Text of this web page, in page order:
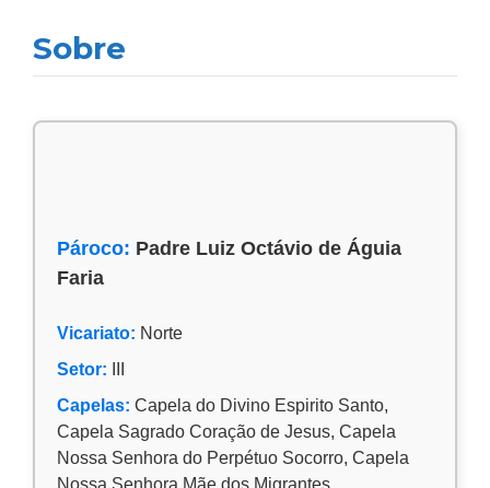
Sobre
Pároco: Padre Luiz Octávio de Águia
Faria
Vicariato: Norte
Setor:
Capelas: Capela do Divino Espirito Santo,
Capela Sagrado Coração de Jesus, Capela
Nossa Senhora do Perpétuo Socorro, Capela